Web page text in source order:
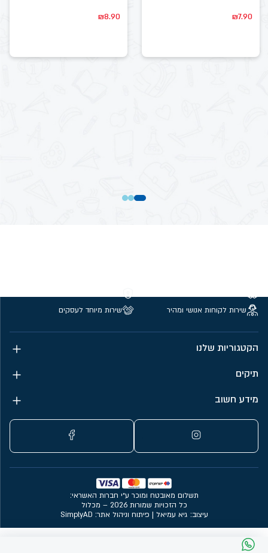
₪7.90
₪8.90
שירות לקוחות אנושי ומהיר
שירות מיוחד לעסקים
הקטגוריות שלנו
תיקים
מידע חשוב
עיצוב: גיא עמיאל | פיתוח וניהול אתר: SimplyAD
תשלום מאובטח ומוכר ע״י חברות האשראי:
כל הזכויות שמורות 2026 – מכלול